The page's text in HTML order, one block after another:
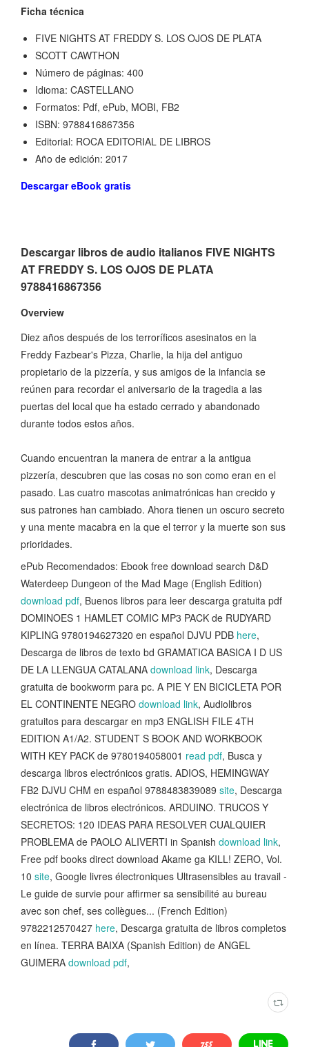
Ficha técnica
FIVE NIGHTS AT FREDDY S. LOS OJOS DE PLATA
SCOTT CAWTHON
Número de páginas: 400
Idioma: CASTELLANO
Formatos: Pdf, ePub, MOBI, FB2
ISBN: 9788416867356
Editorial: ROCA EDITORIAL DE LIBROS
Año de edición: 2017
Descargar eBook gratis
Descargar libros de audio italianos FIVE NIGHTS
AT FREDDY S. LOS OJOS DE PLATA
9788416867356
Overview
Diez años después de los terroríficos asesinatos en la
Freddy Fazbear's Pizza, Charlie, la hija del antiguo
propietario de la pizzería, y sus amigos de la infancia se
reúnen para recordar el aniversario de la tragedia a las
puertas del local que ha estado cerrado y abandonado
durante todos estos años.
Cuando encuentran la manera de entrar a la antigua
pizzería, descubren que las cosas no son como eran en el
pasado. Las cuatro mascotas animatrónicas han crecido y
sus patrones han cambiado. Ahora tienen un oscuro secreto
y una mente macabra en la que el terror y la muerte son sus
prioridades.
ePub Recomendados: Ebook free download search D&D
Waterdeep Dungeon of the Mad Mage (English Edition)
download pdf, Buenos libros para leer descarga gratuita pdf
DOMINOES 1 HAMLET COMIC MP3 PACK de RUDYARD
KIPLING 9780194627320 en español DJVU PDB here,
Descarga de libros de texto bd GRAMATICA BASICA I D US
DE LA LLENGUA CATALANA download link, Descarga
gratuita de bookworm para pc. A PIE Y EN BICICLETA POR
EL CONTINENTE NEGRO download link, Audiolibros
gratuitos para descargar en mp3 ENGLISH FILE 4TH
EDITION A1/A2. STUDENT S BOOK AND WORKBOOK
WITH KEY PACK de 9780194058001 read pdf, Busca y
descarga libros electrónicos gratis. ADIOS, HEMINGWAY
FB2 DJVU CHM en español 9788483839089 site, Descarga
electrónica de libros electrónicos. ARDUINO. TRUCOS Y
SECRETOS: 120 IDEAS PARA RESOLVER CUALQUIER
PROBLEMA de PAOLO ALIVERTI in Spanish download link,
Free pdf books direct download Akame ga KILL! ZERO, Vol.
10 site, Google livres électroniques Ultrasensibles au travail -
Le guide de survie pour affirmer sa sensibilité au bureau
avec son chef, ses collègues... (French Edition)
9782212570427 here, Descarga gratuita de libros completos
en línea. TERRA BAIXA (Spanish Edition) de ANGEL
GUIMERA download pdf,